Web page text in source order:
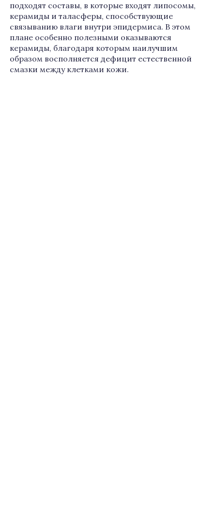
подходят составы, в которые входят липосомы,
керамиды и таласферы, способствующие
связыванию влаги внутри эпидермиса. В этом
плане особенно полезными оказываются
керамиды, благодаря которым наилучшим
образом восполняется дефицит естественной
смазки между клетками кожи.